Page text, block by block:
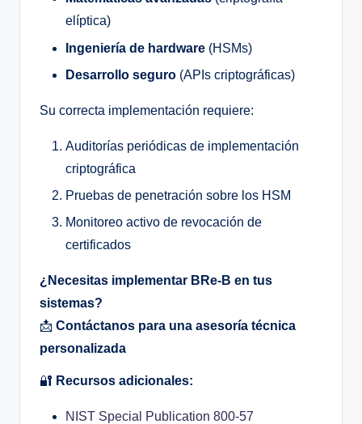
elíptica)
Ingeniería de hardware (HSMs)
Desarrollo seguro (APIs criptográficas)
Su correcta implementación requiere:
Auditorías periódicas de implementación
criptográfica
Pruebas de penetración sobre los HSM
Monitoreo activo de revocación de
certificados
¿Necesitas implementar BRe-B en tus
sistemas?
📩 Contáctanos para una asesoría técnica
personalizada
🔐 Recursos adicionales:
NIST Special Publication 800-57